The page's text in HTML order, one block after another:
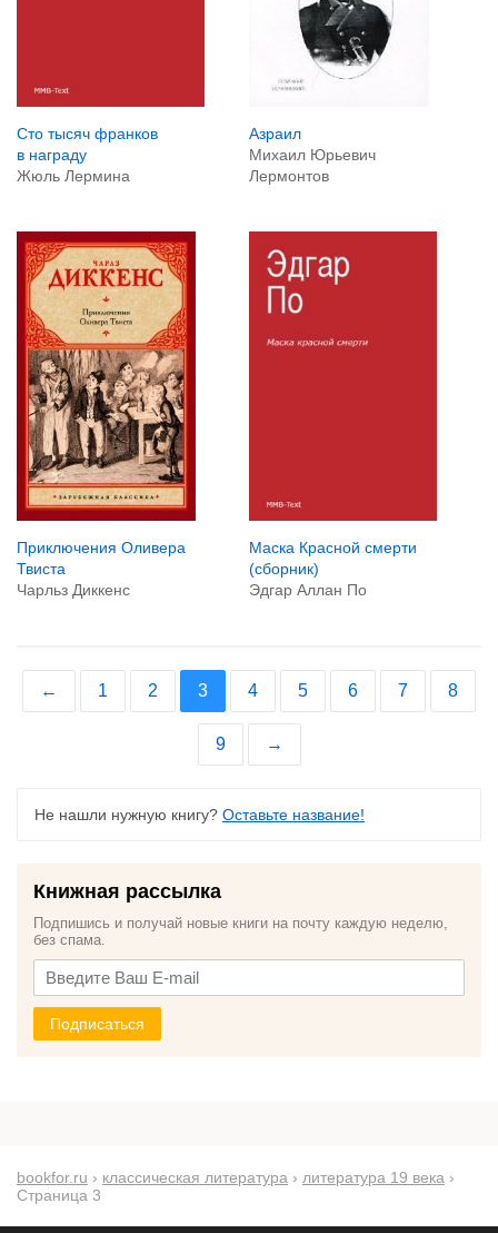
Сто тысяч франков
в награду
Жюль Лермина
Азраил
Михаил Юрьевич
Лермонтов
Приключения Оливера
Твиста
Чарльз Диккенс
Маска Красной смерти
(сборник)
Эдгар Аллан По
← 1 2 3 4 5 6 7 8
9 →
Не нашли нужную книгу? Оставьте название!
Книжная рассылка
Подпишись и получай новые книги на почту каждую неделю,
без спама.
Подписаться
bookfor.ru › классическая литература › литература 19 века ›
Страница 3